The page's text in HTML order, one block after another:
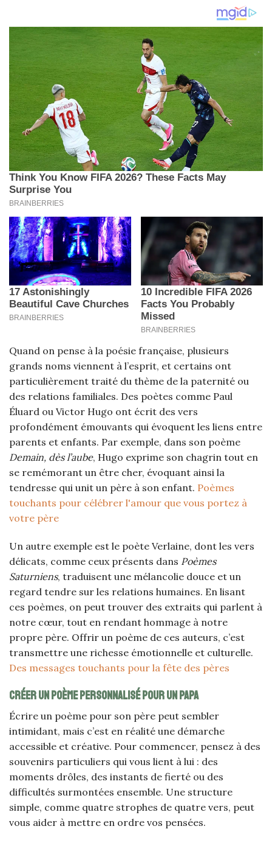
Quand on pense à la poésie française, plusieurs
grands noms viennent à l’esprit, et certains ont
particulièrement traité du thème de la paternité ou
des relations familiales. Des poètes comme Paul
Éluard ou Victor Hugo ont écrit des vers
profondément émouvants qui évoquent les liens entre
parents et enfants. Par exemple, dans son poème
Demain, dès l’aube, Hugo exprime son chagrin tout en
se remémorant un être cher, évoquant ainsi la
tendresse qui unit un père à son enfant. Poèmes
touchants pour célébrer l'amour que vous portez à
votre père
Un autre exemple est le poète Verlaine, dont les vers
délicats, comme ceux présents dans Poèmes
Saturniens, traduisent une mélancolie douce et un
regard tendre sur les relations humaines. En lisant
ces poèmes, on peut trouver des extraits qui parlent à
notre cœur, tout en rendant hommage à notre
propre père. Offrir un poème de ces auteurs, c’est
transmettre une richesse émotionnelle et culturelle.
Des messages touchants pour la fête des pères
Créer un poème personnalisé pour un papa
Écrire un poème pour son père peut sembler
intimidant, mais c’est en réalité une démarche
accessible et créative. Pour commencer, pensez à des
souvenirs particuliers qui vous lient à lui : des
moments drôles, des instants de fierté ou des
difficultés surmontées ensemble. Une structure
simple, comme quatre strophes de quatre vers, peut
vous aider à mettre en ordre vos pensées.